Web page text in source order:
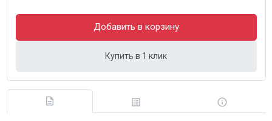
Добавить в корзину
Купить в 1 клик